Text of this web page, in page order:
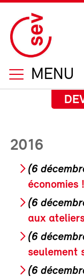
MENU
2016
(6
économies !
(6
aux
(6
seulement
(6